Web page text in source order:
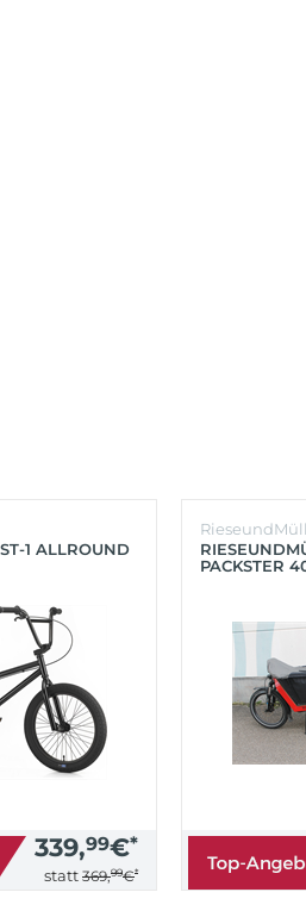
1 ALLROUND
339,99€*
statt 369,99€*
PACKSTER